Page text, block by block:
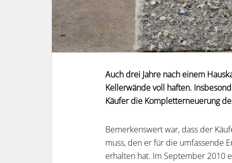
Auch drei Jahre nach einem
Kellerwände voll haften.
Käufer die Kompletterneuerung
Bemerkenswert war, dass der
muss, den er für die umfassende
erhalten hat. Im September 2010